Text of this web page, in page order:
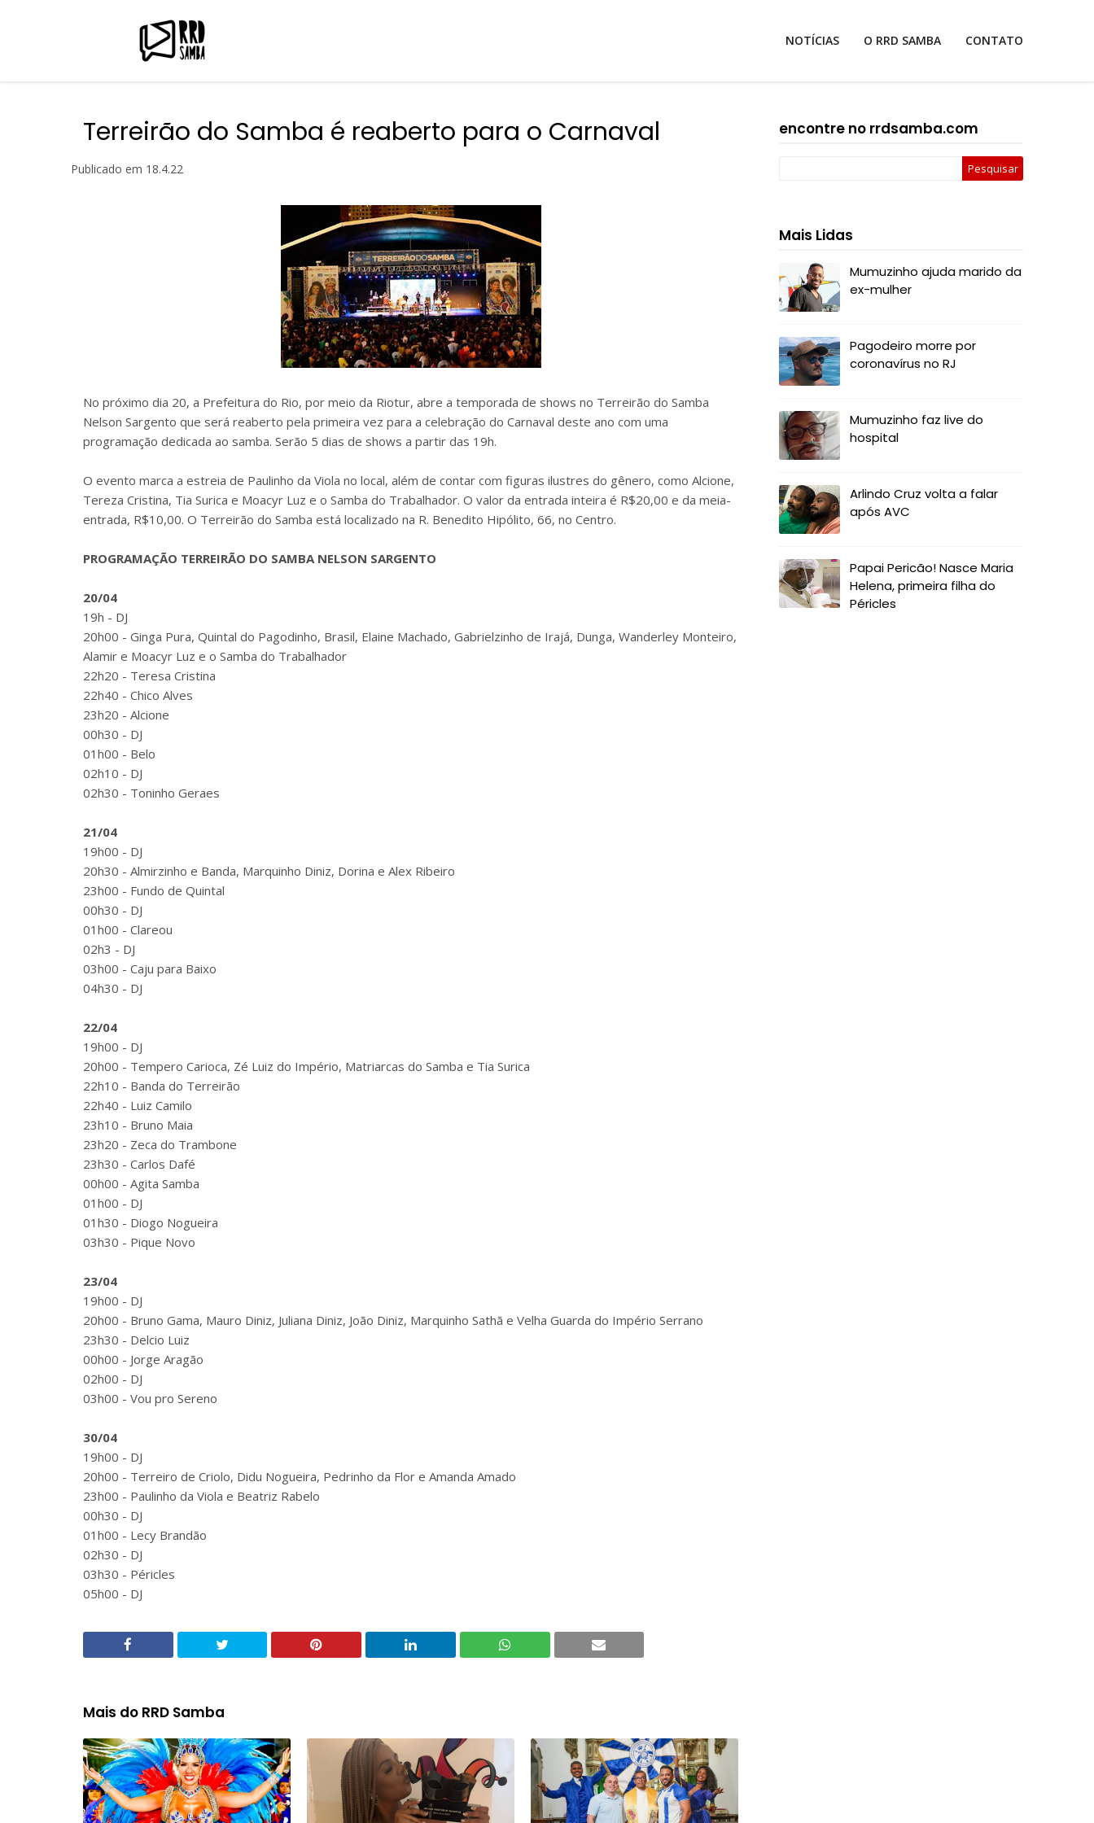
NOTÍCIAS O RRD SAMBA CONTATO
Terreirão do Samba é reaberto para o Carnaval
Publicado em 18.4.22
No próximo dia 20, a Prefeitura do Rio, por meio da Riotur, abre a temporada de shows no Terreirão do Samba
Nelson Sargento que será reaberto pela primeira vez para a celebração do Carnaval deste ano com uma
programação dedicada ao samba. Serão 5 dias de shows a partir das 19h.
O evento marca a estreia de Paulinho da Viola no local, além de contar com figuras ilustres do gênero, como Alcione,
Tereza Cristina, Tia Surica e Moacyr Luz e o Samba do Trabalhador. O valor da entrada inteira é R$20,00 e da meia-
entrada, R$10,00. O Terreirão do Samba está localizado na R. Benedito Hipólito, 66, no Centro.
PROGRAMAÇÃO TERREIRÃO DO SAMBA NELSON SARGENTO
20/04
19h - DJ
20h00 - Ginga Pura, Quintal do Pagodinho, Brasil, Elaine Machado, Gabrielzinho de Irajá, Dunga, Wanderley Monteiro,
Alamir e Moacyr Luz e o Samba do Trabalhador
22h20 - Teresa Cristina
22h40 - Chico Alves
23h20 - Alcione
00h30 - DJ
01h00 - Belo
02h10 - DJ
02h30 - Toninho Geraes
21/04
19h00 - DJ
20h30 - Almirzinho e Banda, Marquinho Diniz, Dorina e Alex Ribeiro
23h00 - Fundo de Quintal
00h30 - DJ
01h00 - Clareou
02h3 - DJ
03h00 - Caju para Baixo
04h30 - DJ
22/04
19h00 - DJ
20h00 - Tempero Carioca, Zé Luiz do Império, Matriarcas do Samba e Tia Surica
22h10 - Banda do Terreirão
22h40 - Luiz Camilo
23h10 - Bruno Maia
23h20 - Zeca do Trambone
23h30 - Carlos Dafé
00h00 - Agita Samba
01h00 - DJ
01h30 - Diogo Nogueira
03h30 - Pique Novo
23/04
19h00 - DJ
20h00 - Bruno Gama, Mauro Diniz, Juliana Diniz, João Diniz, Marquinho Sathã e Velha Guarda do Império Serrano
23h30 - Delcio Luiz
00h00 - Jorge Aragão
02h00 - DJ
03h00 - Vou pro Sereno
30/04
19h00 - DJ
20h00 - Terreiro de Criolo, Didu Nogueira, Pedrinho da Flor e Amanda Amado
23h00 - Paulinho da Viola e Beatriz Rabelo
00h30 - DJ
01h00 - Lecy Brandão
02h30 - DJ
03h30 - Péricles
05h00 - DJ
Mais do RRD Samba
encontre no rrdsamba.com
Mais Lidas
Mumuzinho ajuda marido da
ex-mulher
Pagodeiro morre por
coronavírus no RJ
Mumuzinho faz live do
hospital
Arlindo Cruz volta a falar
após AVC
Papai Pericão! Nasce Maria
Helena, primeira filha do
Péricles